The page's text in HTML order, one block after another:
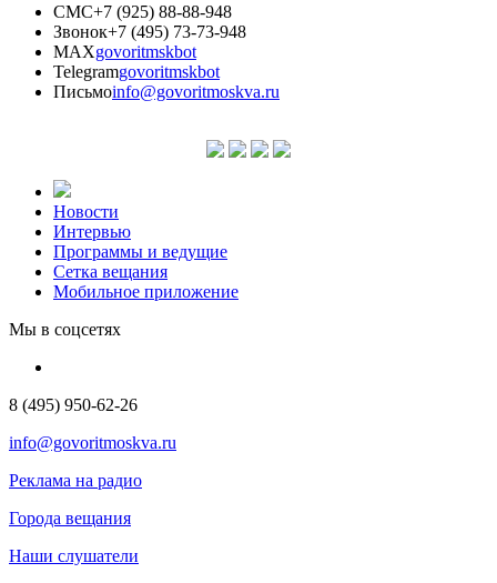
СМС+7 (925) 88-88-948
Звонок+7 (495) 73-73-948
MAXgovoritmskbot
Telegramgovoritmskbot
Письмоinfo@govoritmoskva.ru
Новости
Интервью
Программы и ведущие
Сетка вещания
Мобильное приложение
Мы в соцсетях
8 (495) 950-62-26
info@govoritmoskva.ru
Реклама на радио
Города вещания
Наши слушатели